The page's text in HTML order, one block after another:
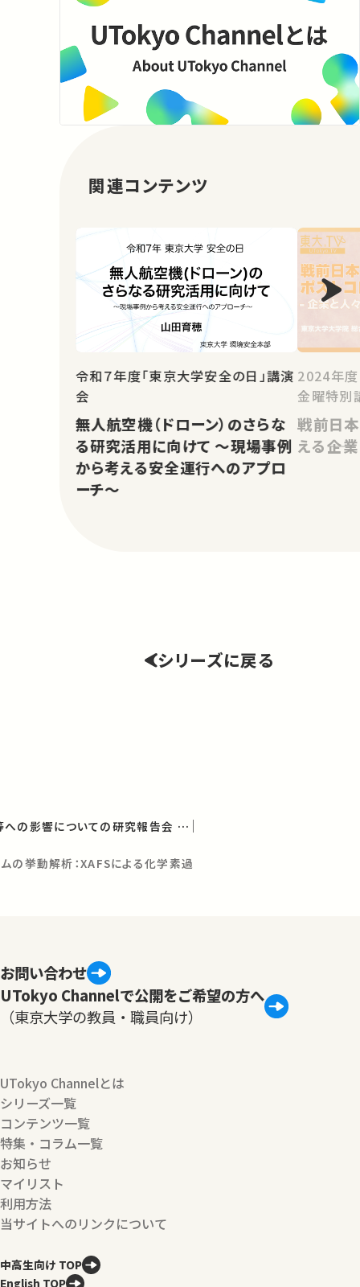
関連コンテンツ
令和７年度「東京大学安全の日」講演
会
無人航空機（ドローン）のさらな
る研究活用に向けて ～現場事例
から考える安全運行へのアプロ
ーチ～
2024年度
金曜特別
戦前日
える――企
シリーズに戻る
放射能の農畜水産物等への影響についての研究報告会 第12回報告会
の挙動解析：XAFSによる化学素過
お問い合わせ
UTokyo Channelで公開をご希望の方へ
（東京大学の教員・職員向け）
UTokyo Channelとは
シリーズ一覧
コンテンツ一覧
特集・コラム一覧
お知らせ
マイリスト
利用方法
当サイトへのリンクについて
中高生向け TOP
English TOP